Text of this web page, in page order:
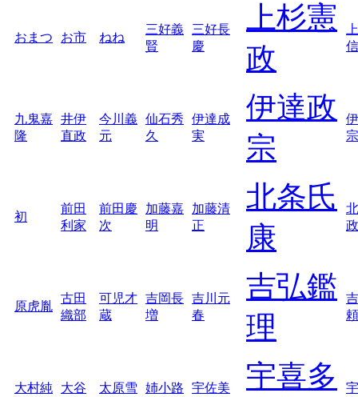
おまつ お市 ねね
三好義
賢
三好長
慶
上杉憲
政
信
九鬼嘉
隆
井伊
直政
今川義
元
仙石秀
久
伊達成
実
伊達政
宗
宗
初
前田
利家
前田慶
次
加藤嘉
明
加藤清
正
北条氏
康
政
原虎胤
古田
織部
可児才
蔵
吉岡長
増
吉川元
春
吉弘鑑
理
頼
大村純
大谷
太原雪
姉小路
宇佐美
宇喜多